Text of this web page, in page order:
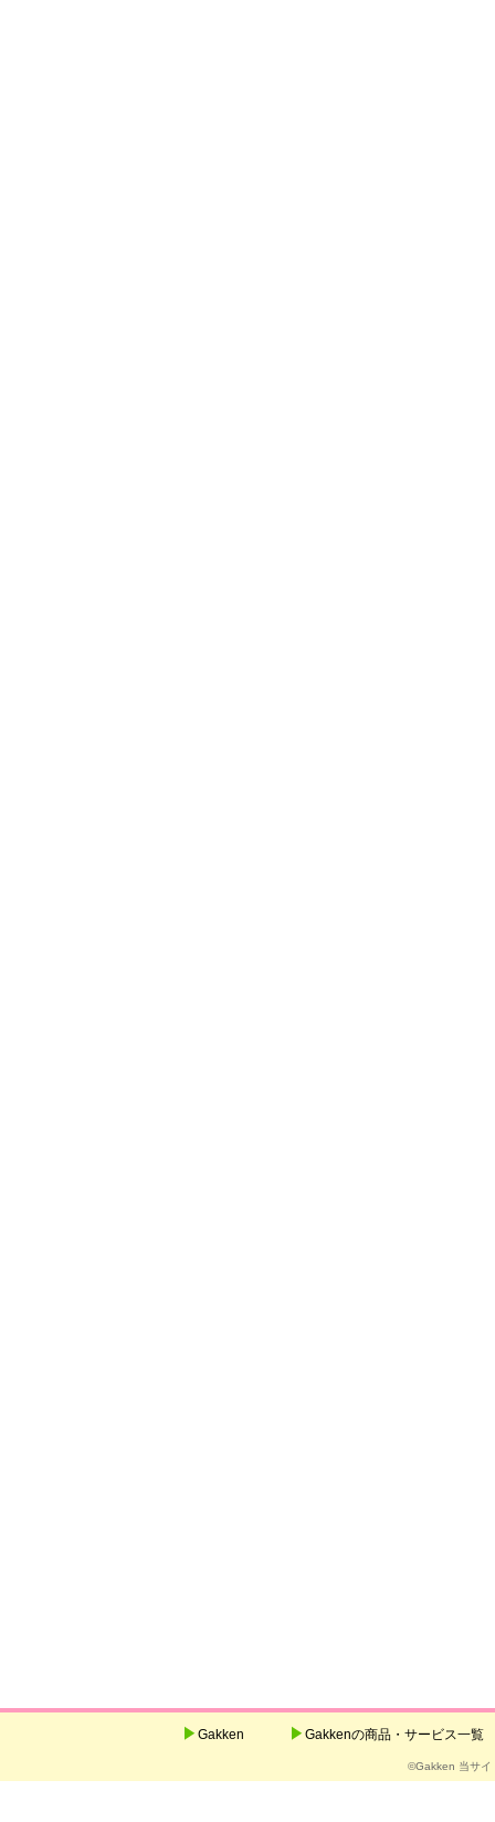
Gakken Gakkenの商品・サービス一覧
©Gakken 当サイ